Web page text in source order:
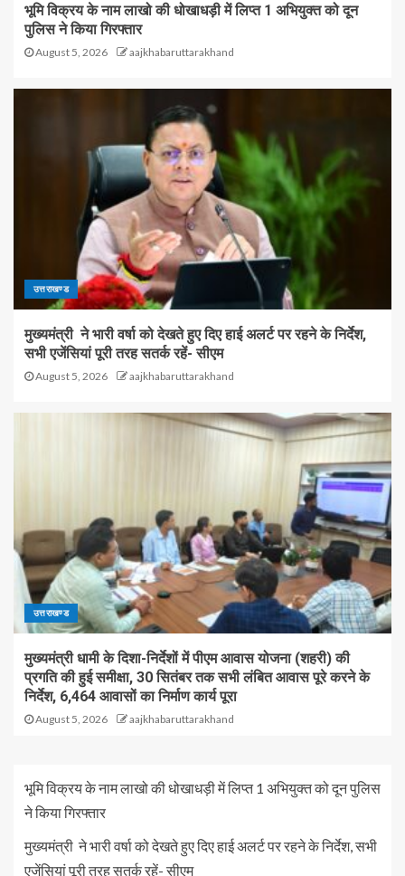
भूमि विक्रय के नाम लाखो की धोखाधड़ी में लिप्त 1 अभियुक्त को दून
पुलिस ने किया गिरफ्तार
August 5, 2026 aajkhabaruttarakhand
उत्तराखण्ड
मुख्यमंत्री ने भारी वर्षा को देखते हुए दिए हाई अलर्ट पर रहने के निर्देश,
सभी एजेंसियां पूरी तरह सतर्क रहें- सीएम
August 5, 2026 aajkhabaruttarakhand
उत्तराखण्ड
मुख्यमंत्री धामी के दिशा-निर्देशों में पीएम आवास योजना (शहरी) की
प्रगति की हुई समीक्षा, 30 सितंबर तक सभी लंबित आवास पूरे करने के
निर्देश, 6,464 आवासों का निर्माण कार्य पूरा
August 5, 2026 aajkhabaruttarakhand
भूमि विक्रय के नाम लाखो की धोखाधड़ी में लिप्त 1 अभियुक्त को दून पुलिस
ने किया गिरफ्तार
मुख्यमंत्री ने भारी वर्षा को देखते हुए दिए हाई अलर्ट पर रहने के निर्देश, सभी
एजेंसियां पूरी तरह सतर्क रहें- सीएम